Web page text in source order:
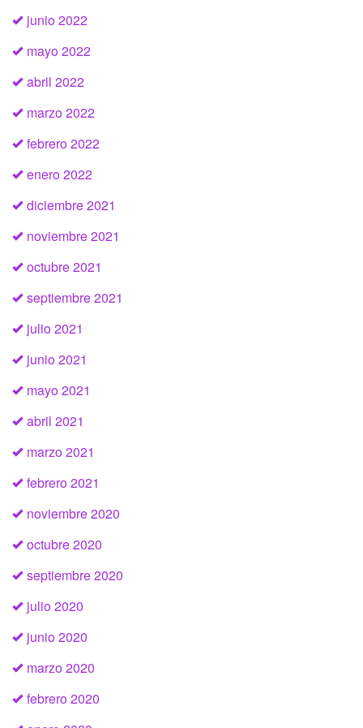
junio 2022
mayo 2022
abril 2022
marzo 2022
febrero 2022
enero 2022
diciembre 2021
noviembre 2021
octubre 2021
septiembre 2021
julio 2021
junio 2021
mayo 2021
abril 2021
marzo 2021
febrero 2021
noviembre 2020
octubre 2020
septiembre 2020
julio 2020
junio 2020
marzo 2020
febrero 2020